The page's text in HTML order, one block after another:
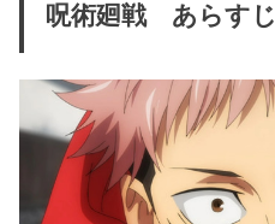
呪術廻戦 あらすじ